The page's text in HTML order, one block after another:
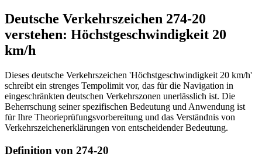
Deutsche Verkehrszeichen 274-20
verstehen: Höchstgeschwindigkeit 20
km/h
Dieses deutsche Verkehrszeichen 'Höchstgeschwindigkeit 20 km/h'
schreibt ein strenges Tempolimit vor, das für die Navigation in
eingeschränkten deutschen Verkehrszonen unerlässlich ist. Die
Beherrschung seiner spezifischen Bedeutung und Anwendung ist
für Ihre Theorieprüfungsvorbereitung und das Verständnis von
Verkehrszeichenerklärungen von entscheidender Bedeutung.
Definition von 274-20